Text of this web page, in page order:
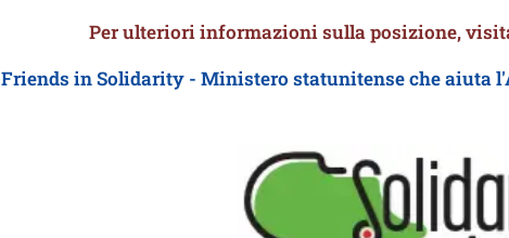
Per ulteriori informazioni sulla posizione,
Friends in Solidarity - Ministero statunitense che aiuta